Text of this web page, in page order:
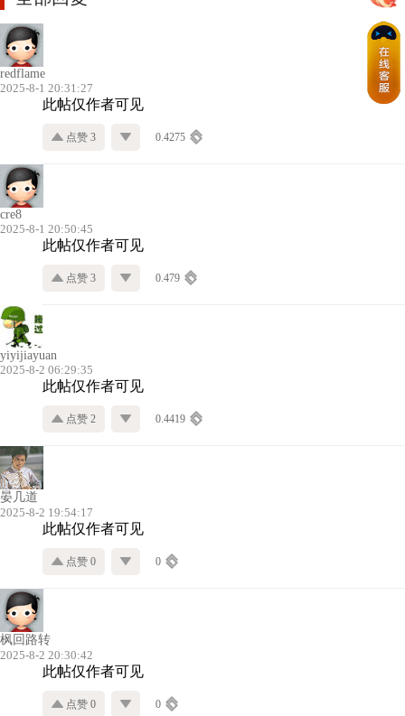
redflame
2025-8-1 20:31:27
此帖仅作者可见
点赞 3 0.4275
cre8
2025-8-1 20:50:45
此帖仅作者可见
点赞 3 0.479
yiyijiayuan
2025-8-2 06:29:35
此帖仅作者可见
点赞 2 0.4419
晏几道
2025-8-2 19:54:17
此帖仅作者可见
点赞 0 0
枫回路转
2025-8-2 20:30:42
此帖仅作者可见
点赞 0 0